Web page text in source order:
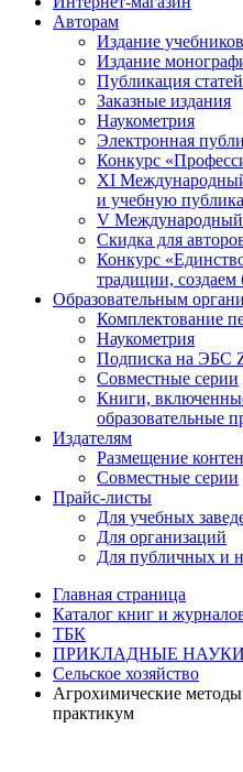
Авторам
Издание
Издание
Публикация статей
Заказные издания
Наукометрия
Электронная
Конкурс
XI
и учебную
V
Скидка для
Конкурс
традиции, создаем
Образовательным
Комплектование
Наукометрия
Подписка на ЭБС
Совместные серии
Книги,
Издателям
Размещение
Совместные серии
Прайс-листы
Для учебных
Для организаций
Для публичных и
Главная страница
Каталог книг и
ТБК
ПРИКЛАДНЫЕ
Сельское хозяйство
Агрохимические
практикум